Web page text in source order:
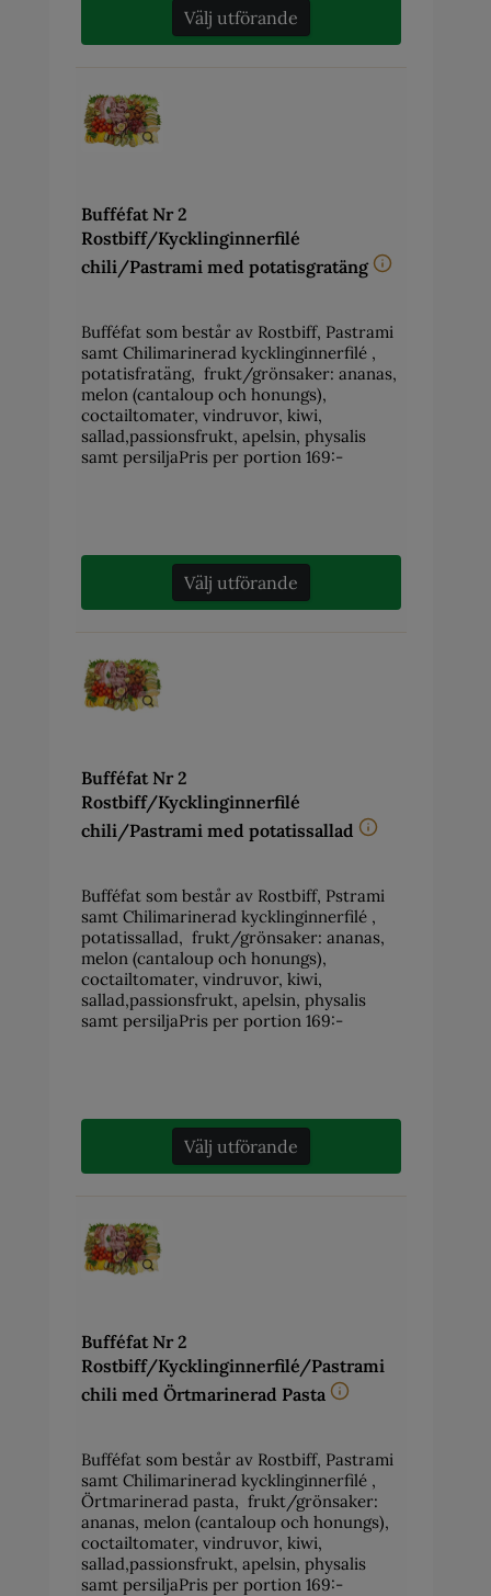
Välj utförande
Bufféfat Nr 2
Rostbiff/Kycklinginnerfilé
chili/Pastrami med potatisgratäng
Bufféfat som består av Rostbiff, Pastrami
samt Chilimarinerad kycklinginnerfilé ,
potatisfratäng, frukt/grönsaker: ananas,
melon (cantaloup och honungs),
coctailtomater, vindruvor, kiwi,
sallad,passionsfrukt, apelsin, physalis
samt persiljaPris per portion 169:-
Välj utförande
Bufféfat Nr 2
Rostbiff/Kycklinginnerfilé
chili/Pastrami med potatissallad
Bufféfat som består av Rostbiff, Pstrami
samt Chilimarinerad kycklinginnerfilé ,
potatissallad, frukt/grönsaker: ananas,
melon (cantaloup och honungs),
coctailtomater, vindruvor, kiwi,
sallad,passionsfrukt, apelsin, physalis
samt persiljaPris per portion 169:-
Välj utförande
Bufféfat Nr 2
Rostbiff/Kycklinginnerfilé/Pastrami
chili med Örtmarinerad Pasta
Bufféfat som består av Rostbiff, Pastrami
samt Chilimarinerad kycklinginnerfilé ,
Örtmarinerad pasta, frukt/grönsaker:
ananas, melon (cantaloup och honungs),
coctailtomater, vindruvor, kiwi,
sallad,passionsfrukt, apelsin, physalis
samt persiljaPris per portion 169:-